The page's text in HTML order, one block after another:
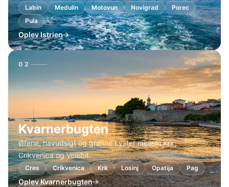
Labin Medulin Motovun Novigrad
Porec
Pula
Oplev Istrien
02
Kvarnerbugten
Øferie, havudsigt og grønne kyster mellem Krk,
Crikvenica og Velebit.
Cres Crikvenica Krk Losinj Opatija Pag
Oplev Kvarnerbugten